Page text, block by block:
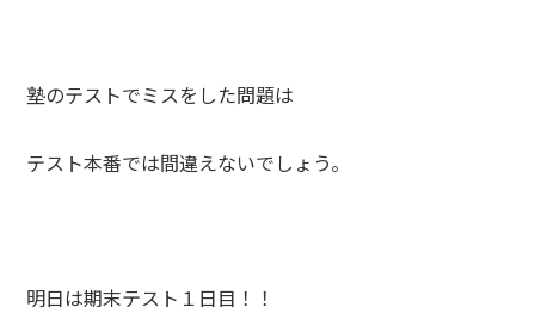
塾のテストでミスをした問題は
テスト本番では間違えないでしょう。
明日は期末テスト１日目！！